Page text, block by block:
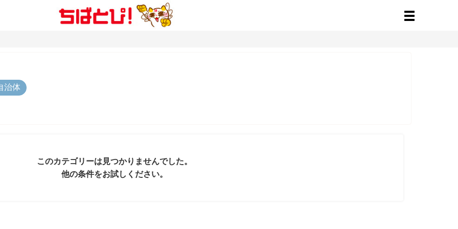
治体
このカテゴリーは見つかりませんでした。
他の条件をお試しください。